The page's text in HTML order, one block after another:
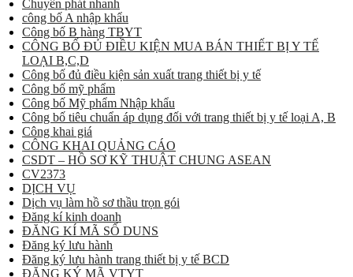
Chuyển phát nhanh
công bố A nhập khẩu
Công bố B hàng TBYT
CÔNG BỐ ĐỦ ĐIỀU KIỆN MUA BÁN THIẾT BỊ Y TẾ
LOẠI B,C,D
Công bố đủ điều kiện sản xuất trang thiết bị y tế
Công bố mỹ phẩm
Công bố Mỹ phẩm Nhập khẩu
Công bố tiêu chuẩn áp dụng đối với trang thiết bị y tế loại A, B
Công khai giá
CÔNG KHAI QUẢNG CÁO
CSDT – HỒ SƠ KỸ THUẬT CHUNG ASEAN
CV2373
DỊCH VỤ
Dịch vụ làm hồ sơ thầu trọn gói
Đăng kí kinh doanh
ĐĂNG KÍ MÃ SỐ DUNS
Đăng ký lưu hành
Đăng ký lưu hành trang thiết bị y tế BCD
ĐĂNG KÝ MÃ VTYT